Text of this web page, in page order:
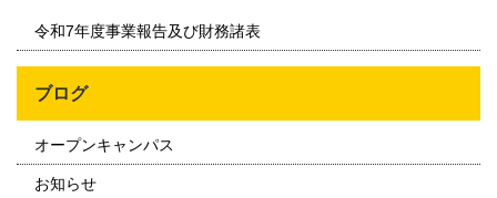
令和7年度事業報告及び財務諸表
ブログ
オープンキャンパス
お知らせ